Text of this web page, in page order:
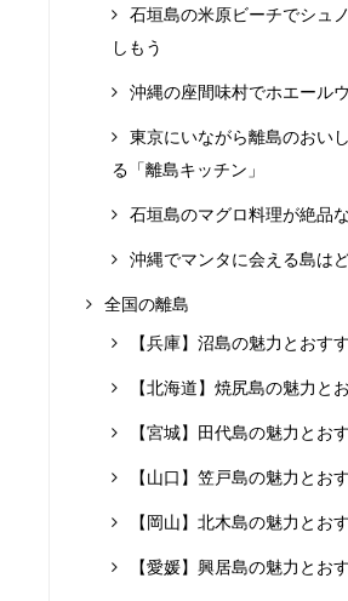
石垣島の米原ビーチでシュ
しもう
沖縄の座間味村でホエール
東京にいながら離島のおい
る「離島キッチン」
石垣島のマグロ料理が絶品
沖縄でマンタに会える島は
全国の離島
【兵庫】沼島の魅力とおす
【北海道】焼尻島の魅力と
【宮城】田代島の魅力とお
【山口】笠戸島の魅力とお
【岡山】北木島の魅力とお
【愛媛】興居島の魅力とお